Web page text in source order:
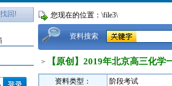
您现在的位置：\file3\
资料搜索
> 【原创】2019年北京高三化
资料类型：
阶段考试